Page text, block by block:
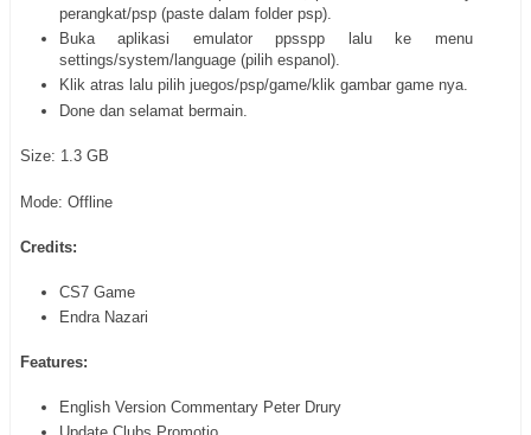
perangkat/psp (paste dalam folder psp).
Buka aplikasi emulator ppsspp lalu ke menu
settings/system/language (pilih espanol).
Klik atras lalu pilih juegos/psp/game/klik gambar game nya.
Done dan selamat bermain.
Size: 1.3 GB
Mode: Offline
Credits:
CS7 Game
Endra Nazari
Features:
English Version Commentary Peter Drury